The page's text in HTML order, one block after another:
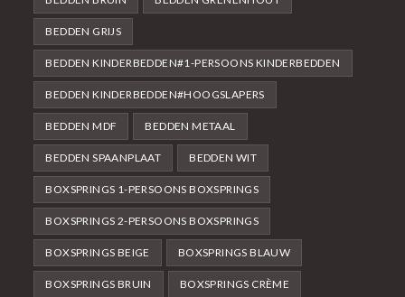
BEDDEN GRIJS
BEDDEN KINDERBEDDEN#1-PERSOONS KINDERBEDDEN
BEDDEN KINDERBEDDEN#HOOGSLAPERS
BEDDEN MDF BEDDEN METAAL
BEDDEN SPAANPLAAT BEDDEN WIT
BOXSPRINGS 1-PERSOONS BOXSPRINGS
BOXSPRINGS 2-PERSOONS BOXSPRINGS
BOXSPRINGS BEIGE BOXSPRINGS BLAUW
BOXSPRINGS BRUIN BOXSPRINGS CRÈME